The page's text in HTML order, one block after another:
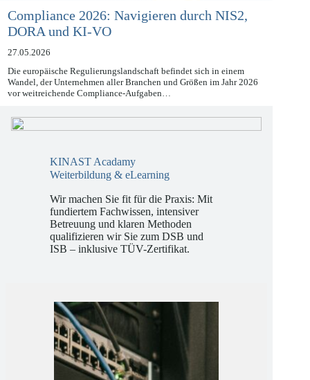
Compliance 2026: Navigieren durch NIS2,
DORA und KI-VO
27.05.2026
Die europäische Regulierungslandschaft befindet sich in einem
Wandel, der Unternehmen aller Branchen und Größen im Jahr 2026
KINAST Acadamy
Wir machen Sie fit für die Praxis: Mit
fundiertem Fachwissen, intensiver
Betreuung und klaren Methoden
qualifizieren wir Sie zum DSB und